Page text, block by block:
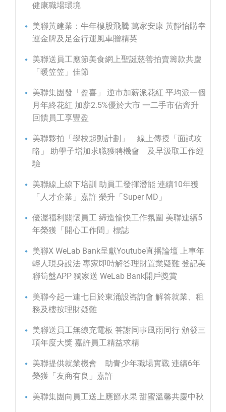
健康職場環境
美聯黃建業：牛年樓股飛騰 萬家安康 黃靜怡購幸
運金牌及足金行運風車贈精英
美聯送員工應節美食網上聖誕慈善拍賣籌款共慶
「暖笠笠」佳節
美聯集團發「盈喜」 逆市加薪派花紅 平均派一個
月年終花紅 加薪2.5%優於大市 一二手市佔齊升
回饋員工享豐盈
美聯夥拍「學校起動計劃」 線上傳授「面試攻
略」 助學子增加求職獲聘機會 及早汲取工作經
驗
美聯線上線下培訓 助員工發揮潛能 連續10年獲
「人才企業」嘉許 榮升「Super MD」
優渥福利關懷員工 締造愉快工作氛圍 美聯連續5
年榮獲「開心工作間」標誌
美聯X WeLab Bank呈獻Youtube直播論壇 上車年
輕人現身說法 專家即時解答理財置業疑難 登記美
聯筍盤APP 獨家送 WeLab Bank開戶獎賞
美聯今起一連七日於東涌設咨詢會 解答就業、租
務及樓按理財疑難
美聯送員工無線充電板 答謝同事風雨同行 頒發三
項年度大獎 嘉許員工精益求精
美聯提供就業機會 助青少年職場實戰 連續6年
榮獲「友商有良」嘉許
美聯集團向員工送上應節水果 甜蜜溫馨共慶中秋